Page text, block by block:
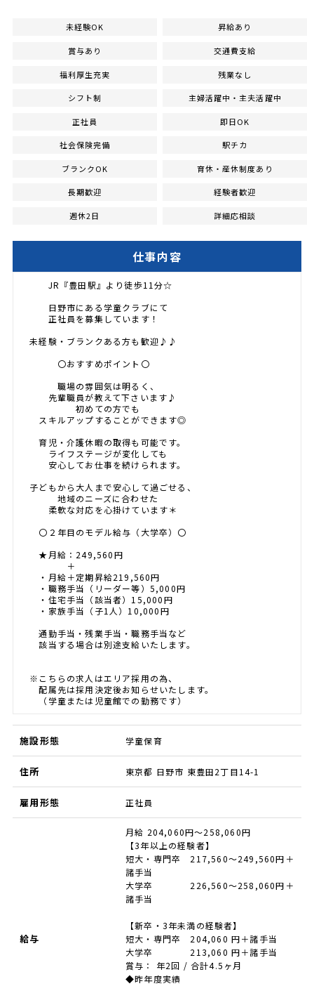
未経験OK 昇給あり
賞与あり 交通費支給
福利厚生充実 残業なし
シフト制 主婦活躍中・主夫活躍中
正社員 即日OK
社会保険完備 駅チカ
ブランクOK 育休・産休制度あり
長期歓迎 経験者歓迎
週休2日 詳細応相談
仕事内容
JR『豊田駅』より徒歩11分☆
日野市にある学童クラブにて
正社員を募集しています！
未経験・ブランクある方も歓迎♪♪
〇おすすめポイント〇
職場の雰囲気は明るく、
先輩職員が教えて下さいます♪
初めての方でも
スキルアップすることができます◎
育児・介護休暇の取得も可能です。
ライフステージが変化しても
安心してお仕事を続けられます。
子どもから大人まで安心して過ごせる、
地域のニーズに合わせた
柔軟な対応を心掛けています＊
〇２年目のモデル給与（大学卒）〇
★月給：249,560円
＋
・月給＋定期昇給219,560円
・職務手当（リーダー等）5,000円
・住宅手当（該当者）15,000円
・家族手当（子1人）10,000円
通勤手当・残業手当・職務手当など
該当する場合は別途支給いたします。
※こちらの求人はエリア採用の為、
配属先は採用決定後お知らせいたします。
（学童または児童館での勤務です）
施設形態 学童保育
住所 東京都 日野市 東豊田2丁目14-1
雇用形態 正社員
給与
月給 204,060円～258,060円
【3年以上の経験者】
短大・専門卒 217,560～249,560円＋
諸手当
大学卒 226,560～258,060円＋
諸手当
【新卒・3年未満の経験者】
短大・専門卒 204,060 円＋諸手当
大学卒 213,060 円＋諸手当
賞与： 年2回 / 合計4.5ヶ月
◆昨年度実績